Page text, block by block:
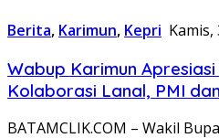
Berita, Karimun, Kepri Kamis,
Wabup Karimun
Kolaborasi Lanal, PMI
BATAMCLIK.COM – Wakil